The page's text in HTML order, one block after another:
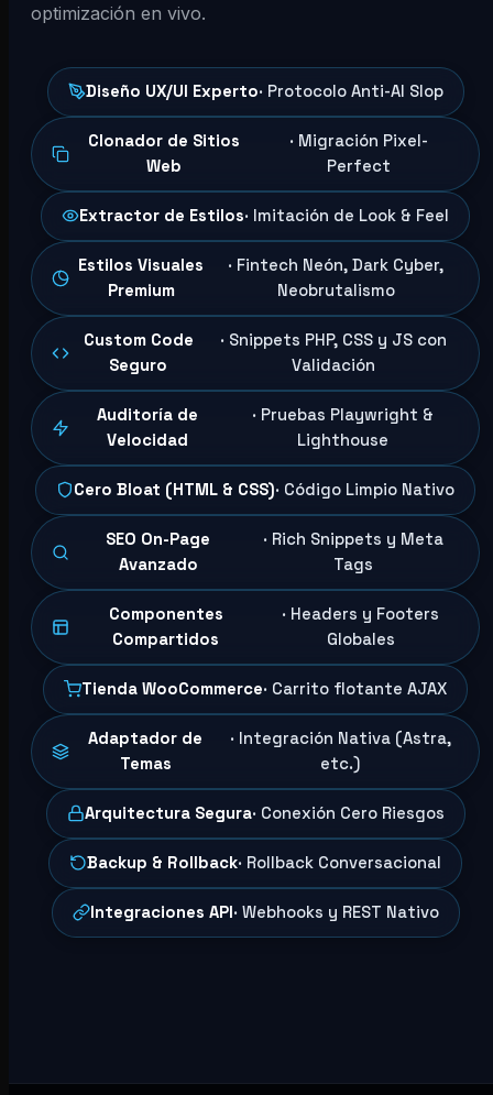
optimización en vivo.
Diseño UX/UI Experto· Protocolo Anti-AI Slop
Clonador de Sitios
Web
· Migración Pixel-
Perfect
Extractor de Estilos· Imitación de Look & Feel
Estilos Visuales
Premium
· Fintech Neón, Dark Cyber,
Neobrutalismo
Custom Code
Seguro
· Snippets PHP, CSS y JS con
Validación
Auditoría de
Velocidad
· Pruebas Playwright &
Lighthouse
Cero Bloat (HTML & CSS)· Código Limpio Nativo
SEO On-Page
Avanzado
· Rich Snippets y Meta
Tags
Componentes
Compartidos
· Headers y Footers
Globales
Tienda WooCommerce· Carrito flotante AJAX
Adaptador de
Temas
· Integración Nativa (Astra,
etc.)
Arquitectura Segura· Conexión Cero Riesgos
Backup & Rollback· Rollback Conversacional
Integraciones API· Webhooks y REST Nativo